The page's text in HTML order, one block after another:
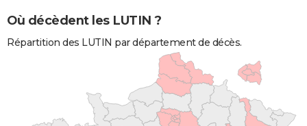
Où décèdent les LUTIN ?
Répartition des LUTIN par département de décès.